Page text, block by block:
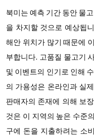
북미는 예측 기간 동안 물
을 차지할 것으로 예상됩
해안 위치가 많기 때문에
부합니다. 고품질 물고기
및 이벤트의 인기로 인해
의 가용성은 온라인과 실
판매자의 존재에 의해 보
것은 이 지역의 높은 수준
구에 돈을 지출하려는 소